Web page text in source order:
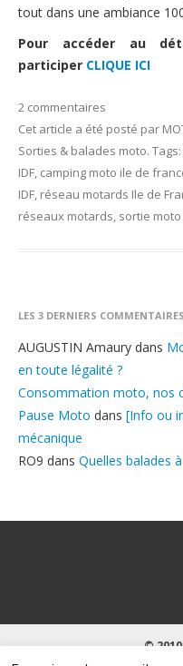
tout dans une ambiance
Pour accéder au
participer CLIQUE ICI
2 commentaires
Cet article a été posté par
Sorties & balades moto. Tags:
IDF, camping moto ile de
IDF, réseau motards Ile de
réseaux motards, sortie
LES 3 DERNIERS COMMENTAIRES
AUGUSTIN Amaury dans
en toute légalité ?
Consommation moto, nos
Pause Moto dans [Info ou
mécanique
RO9 dans Quelles balades
©